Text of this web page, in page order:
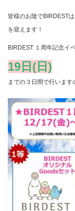
皆様のお陰でBIRDESTは
を迎えます！
BIRDEST １周年記念イ
19日(日)
までの３日間で行いま